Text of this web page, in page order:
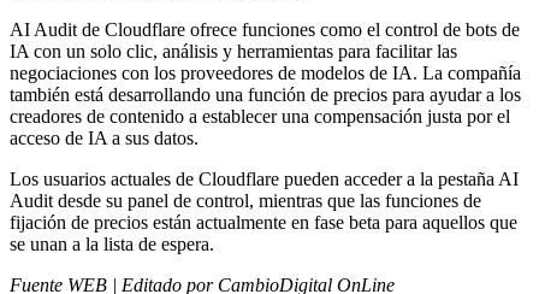
AI Audit de Cloudflare ofrece funciones como el control de bots de
IA con un solo clic, análisis y herramientas para facilitar las
negociaciones con los proveedores de modelos de IA. La compañía
también está desarrollando una función de precios para ayudar a los
creadores de contenido a establecer una compensación justa por el
acceso de IA a sus datos.
Los usuarios actuales de Cloudflare pueden acceder a la pestaña AI
Audit desde su panel de control, mientras que las funciones de
fijación de precios están actualmente en fase beta para aquellos que
se unan a la lista de espera.
Fuente WEB | Editado por CambioDigital OnLine